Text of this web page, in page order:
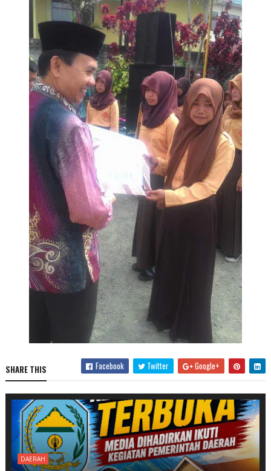
SHARE THIS Facebook Twitter Google+
DAERAH